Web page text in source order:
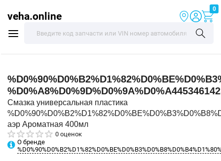
veha.online
0
Смазка универсальная пластика
аэр Ароматная 400мл
0 оценок
О бренде